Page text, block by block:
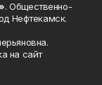
. Общественно-
Нефтекамск.
на сайт